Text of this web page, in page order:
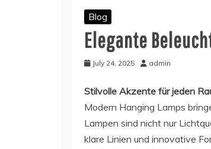
Blog
Elegante
July 24, 2025 admin
Stilvolle Akzente für jeden
Modern Hanging Lamps
Lampen sind nicht nur
klare Linien und innovative